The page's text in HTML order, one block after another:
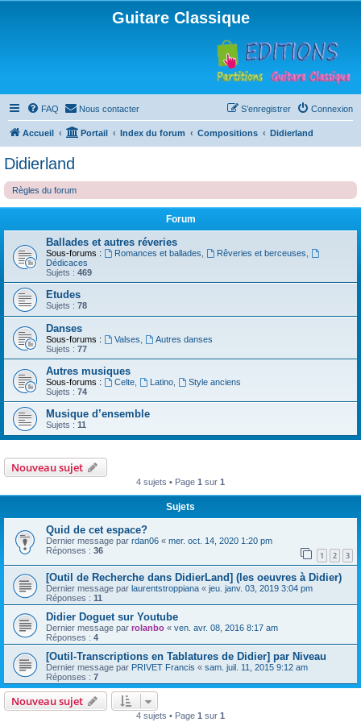
Guitare Classique
FAQ Nous contacter Connexion
S’enregistrer
Accueil Portail Index du forum Compositions Didierland
Didierland
Règles du forum
Forum
Ballades et autres réveries
Sous-forums : Romances et ballades Rêveries et berceuses
Dédicaces
Sujets : 469
Etudes
Sujets : 78
Danses
Sous-forums : Valses
Autres danses
Sujets : 77
Autres musiques
Sous-forums : Celte, Latino,
Style anciens
Sujets : 74
Musique d’ensemble
Sujets : 11
Nouveau sujet
4 sujets • Page 1 sur 1
Sujets
Quid de cet espace?
Dernier message par rdan06 « mer. oct. 14, 2020 1:20 pm
Réponses : 36 1 2 3
[Outil de Recherche dans DidierLand] (les oeuvres à Didier)
Dernier message par laurentstroppiana « jeu. janv. 03, 2019 3:04 pm
Réponses : 11
Didier Doguet sur Youtube
Dernier message par rolanbo « ven. avr. 08, 2016 8:17 am
Réponses : 4
[Outil-Transcriptions en Tablatures de Didier] par Niveau
Dernier message par PRIVET Francis « sam. juil. 11, 2015 9:12 am
Réponses : 7
Nouveau sujet
4 sujets • Page 1 sur 1